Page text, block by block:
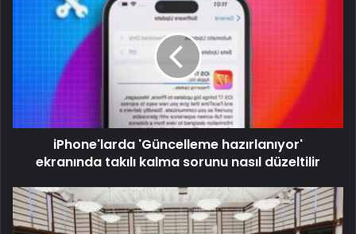
iPhone'larda 'Güncelleme hazırlanıyor'
ekranında takılı kalma sorunu nasıl düzeltilir